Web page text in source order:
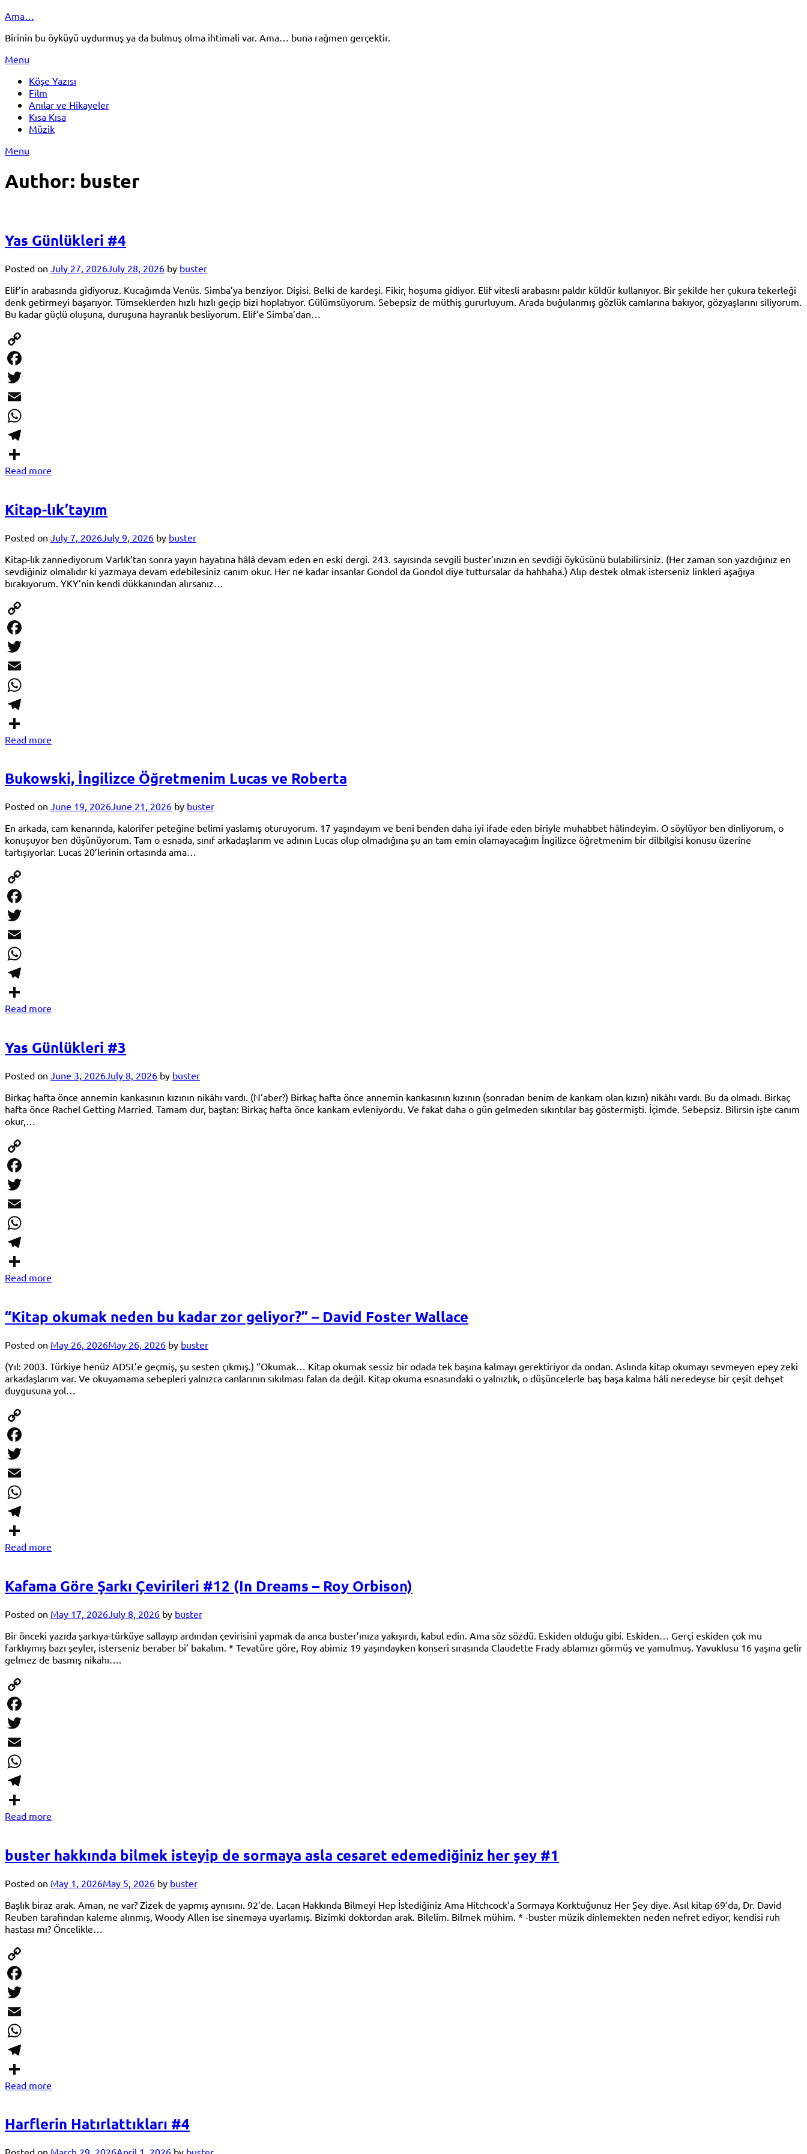
Skip
content
Ama…
Birinin bu öyküyü uydurmuş ya da bulmuş olma ihtimali var. Ama… buna rağmen gerçektir.
Menu
Köşe Yazısı
Film
Anılar ve Hikayeler
Kısa Kısa
Müzik
Menu
Author: buster
Yas Günlükleri #4
Posted on July 27, 2026 July 28, 2026 by buster
Elif’in arabasında gidiyoruz. Kucağımda Venüs. Simba’ya benziyor. Dişisi. Belki de kardeşi. Fikir, hoşuma gidiyor. Elif vitesli arabasını paldır küldür kullanıyor. Bir şekilde her çukura tekerleği
denk getirmeyi başarıyor. Tümseklerden hızlı hızlı geçip bizi hoplatıyor. Gülümsüyorum. Sebepsiz de müthiş gururluyum. Arada buğulanmış gözlük camlarına bakıyor, gözyaşlarını siliyorum.
Bu kadar güçlü oluşuna, duruşuna hayranlık besliyorum. Elif’e Simba’dan…
Copy
Link
Facebook
Twitter
Email
WhatsApp
Telegram
Share
Read more
Kitap-lık’tayım
Posted on July 7, 2026 July 9, 2026 by buster
Kitap-lık zannediyorum Varlık’tan sonra yayın hayatına hâlâ devam eden en eski dergi. 243. sayısında sevgili buster’ınızın en sevdiği öyküsünü bulabilirsiniz. (Her zaman son yazdığınız en
sevdiğiniz olmalıdır ki yazmaya devam edebilesiniz canım okur. Her ne kadar insanlar Gondol da Gondol diye tuttursalar da hahhaha.) Alıp destek olmak isterseniz linkleri aşağıya
bırakıyorum. YKY’nin kendi dükkanından alırsanız…
Copy
Link
Facebook
Twitter
Email
WhatsApp
Telegram
Share
Read more
Bukowski, İngilizce Öğretmenim Lucas ve Roberta
Posted on June 19, 2026June 21, 2026 by buster
En arkada, cam kenarında, kalorifer peteğine belimi yaslamış oturuyorum. 17 yaşındayım ve beni benden daha iyi ifade eden biriyle muhabbet hâlindeyim. O söylüyor ben dinliyorum, o
konuşuyor ben düşünüyorum. Tam o esnada, sınıf arkadaşlarım ve adının Lucas olup olmadığına şu an tam emin olamayacağım İngilizce öğretmenim bir dilbilgisi konusu üzerine
tartışıyorlar. Lucas 20’lerinin ortasında ama…
Copy
Link
Facebook
Twitter
Email
WhatsApp
Telegram
Share
Read more
Yas Günlükleri #3
Posted on June 3, 2026July 8, 2026 by buster
Birkaç hafta önce annemin kankasının kızının nikâhı vardı. (N’aber?) Birkaç hafta önce annemin kankasının kızının (sonradan benim de kankam olan kızın) nikâhı vardı. Bu da olmadı. Birkaç
hafta önce Rachel Getting Married. Tamam dur, baştan: Birkaç hafta önce kankam evleniyordu. Ve fakat daha o gün gelmeden sıkıntılar baş göstermişti. İçimde. Sebepsiz. Bilirsin işte canım
okur,…
Copy
Link
Facebook
Twitter
Email
WhatsApp
Telegram
Share
Read more
“Kitap okumak neden bu kadar zor geliyor?” – David Foster Wallace
Posted on May 26, 2026May 26, 2026 by buster
(Yıl: 2003. Türkiye henüz ADSL’e geçmiş, şu sesten çıkmış.) “Okumak… Kitap okumak sessiz bir odada tek başına kalmayı gerektiriyor da ondan. Aslında kitap okumayı sevmeyen epey zeki
arkadaşlarım var. Ve okuyamama sebepleri yalnızca canlarının sıkılması falan da değil. Kitap okuma esnasındaki o yalnızlık, o düşüncelerle baş başa kalma hâli neredeyse bir çeşit dehşet
duygusuna yol…
Copy
Link
Facebook
Twitter
Email
WhatsApp
Telegram
Share
Read more
Kafama Göre Şarkı Çevirileri #12 (In Dreams – Roy Orbison)
Posted on May 17, 2026 July 8, 2026 by buster
Bir önceki yazıda şarkıya-türküye sallayıp ardından çevirisini yapmak da anca buster’ınıza yakışırdı, kabul edin. Ama söz sözdü. Eskiden olduğu gibi. Eskiden… Gerçi eskiden çok mu
farklıymış bazı şeyler, isterseniz beraber bi’ bakalım. * Tevatüre göre, Roy abimiz 19 yaşındayken konseri sırasında Claudette Frady ablamızı görmüş ve yamulmuş. Yavuklusu 16 yaşına gelir
gelmez de basmış nikahı….
Copy
Link
Facebook
Twitter
Email
WhatsApp
Telegram
Share
Read more
buster hakkında bilmek isteyip de sormaya asla cesaret edemediğiniz her şey #1
Posted on May 1, 2026May 5, 2026 by buster
Başlık biraz arak. Aman, ne var? Zizek de yapmış aynısını. 92’de. Lacan Hakkında Bilmeyi Hep İstediğiniz Ama Hitchcock’a Sormaya Korktuğunuz Her Şey diye. Asıl kitap 69’da, Dr. David
Reuben tarafından kaleme alınmış, Woody Allen ise sinemaya uyarlamış. Bizimki doktordan arak. Bilelim. Bilmek mühim. * -buster müzik dinlemekten neden nefret ediyor, kendisi ruh
hastası mı? Öncelikle…
Copy
Link
Facebook
Twitter
Email
WhatsApp
Telegram
Share
Read more
Harflerin Hatırlattıkları #4